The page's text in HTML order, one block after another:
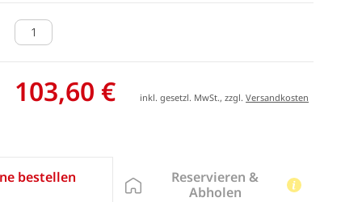
103,60 € inkl. gesetzl. MwSt., zzgl.Versandkosten
bestellen
Reservieren &
Abholen